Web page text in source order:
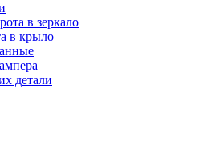
в зеркало
в крыло
детали